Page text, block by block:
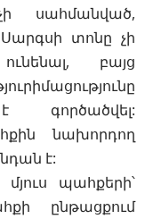
սահմանված,
տոնը չի
բայց
գործածվել:
նախորդող
է:
պահքերի՝
ընթացքում